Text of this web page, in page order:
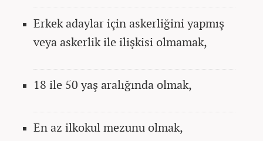
Erkek adaylar için askerliğini yapmış
veya askerlik ile ilişkisi olmamak,
18 ile 50 yaş aralığında olmak,
En az ilkokul mezunu olmak,